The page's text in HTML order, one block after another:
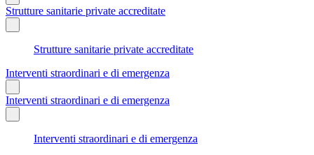
Strutture sanitarie private accreditate
Strutture sanitarie private accreditate
Interventi straordinari e di emergenza
Interventi straordinari e di emergenza
Interventi straordinari e di emergenza